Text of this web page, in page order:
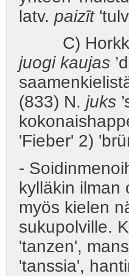
latv. paizīt
C)
juogi kaujas
(833) N. juks
'Fieber' 2)
-
kylläkin ilman
myös kielen
sukupolville.
'tanzen',
'tanssia',